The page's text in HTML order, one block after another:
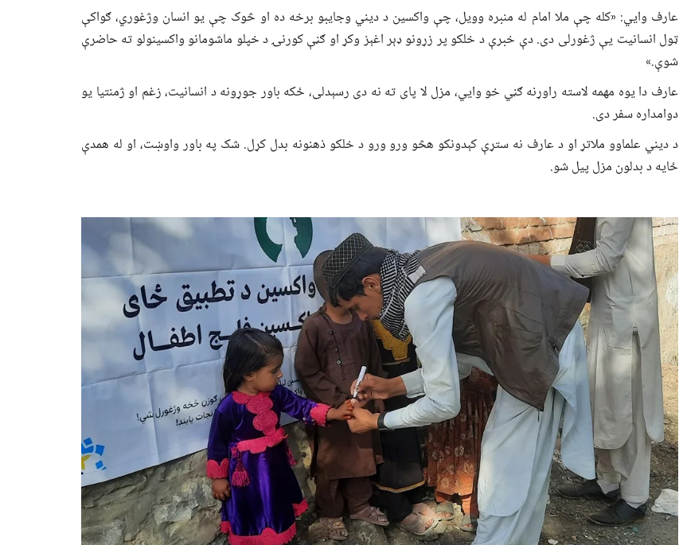
عارف وایي: «کله چې ملا امام له منبره وویل، چې واکسین د دیني وجایبو برخه ده او څوک چې یو انسان وژغوري، ګواکې
ټول انسانیت یې ژغورلی دی. دې خبرې د خلکو پر زړونو ډېر اغېز وکړ او ګڼې کورنۍ د خپلو ماشومانو واکسینولو ته حاضرې
شوې.»
عارف دا یوه مهمه لاسته راوړنه ګڼي خو وايي، مزل لا پای ته نه دی رسېدلی، ځکه باور جوړونه د انسانیت، زغم او ژمنتیا یو
دوامداره سفر دی.
د دیني علماوو ملاتړ او د عارف نه ستړې کېدونکو هڅو ورو ورو د خلکو ذهنونه بدل کړل. شک په باور واوښت، او له همدې
ځایه د بدلون مزل پیل شو.